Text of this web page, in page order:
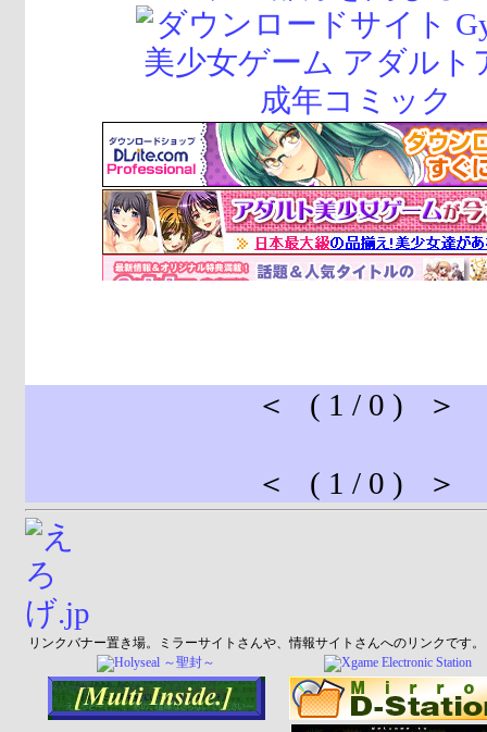
＜ ( 1 / 0 ) ＞
＜ ( 1 / 0 ) ＞
リンクバナー置き場。ミラーサイトさんや、情報サイトさんへのリンクです。